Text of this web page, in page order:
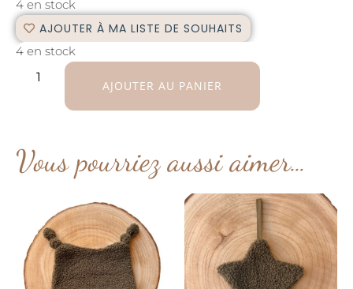
4 en stock
AJOUTER À MA LISTE DE SOUHAITS
4 en stock
AJOUTER AU PANIER
Vous pourriez aussi aimer…